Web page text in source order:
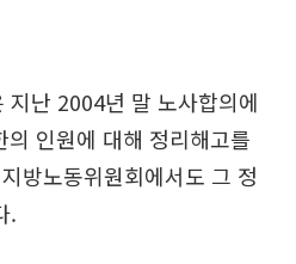
지난 2004년 말 노사합의에
인원에 대해 정리해고를
방노동위원회에서도 그 정
.